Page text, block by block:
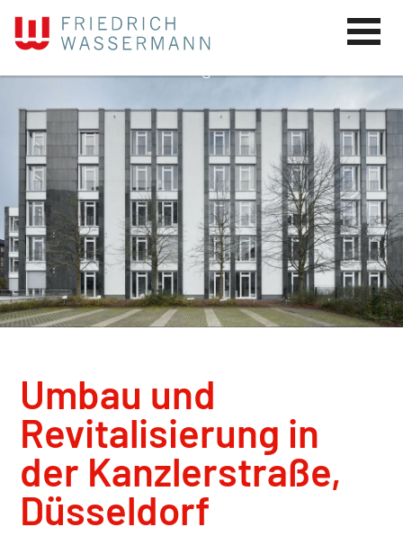
Umbau und
Revitalisierung in
der Kanzlerstraße,
Düsseldorf